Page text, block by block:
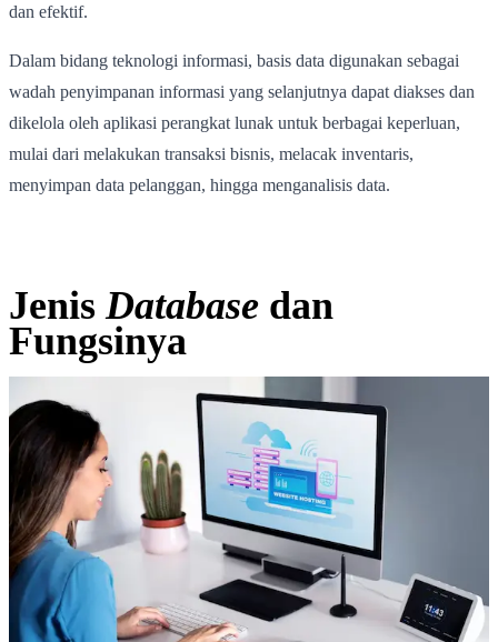
dan efektif.
Dalam bidang teknologi informasi, basis data digunakan sebagai
wadah penyimpanan informasi yang selanjutnya dapat diakses dan
dikelola oleh aplikasi perangkat lunak untuk berbagai keperluan,
mulai dari melakukan transaksi bisnis, melacak inventaris,
menyimpan data pelanggan, hingga menganalisis data.
Jenis Database dan
Fungsinya